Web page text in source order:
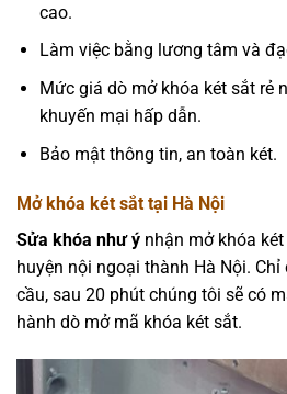
cao.
Làm việc bằng lương tâm và
Mức giá dò mở khóa két sắt rẻ
khuyến mại hấp dẫn.
Bảo mật thông tin, an toàn két.
Mở khóa két sắt tại Hà Nội
Sửa khóa như ý nhận mở khóa
huyện nội ngoại thành Hà Nội.
cầu, sau 20 phút chúng tôi sẽ có
hành dò mở mã khóa két sắt.